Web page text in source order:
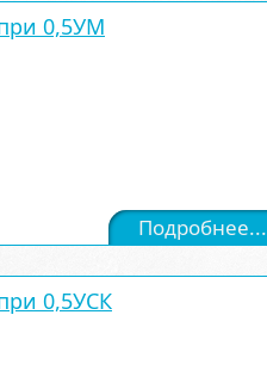
0,5УМ
Подробнее...
0,5УСК